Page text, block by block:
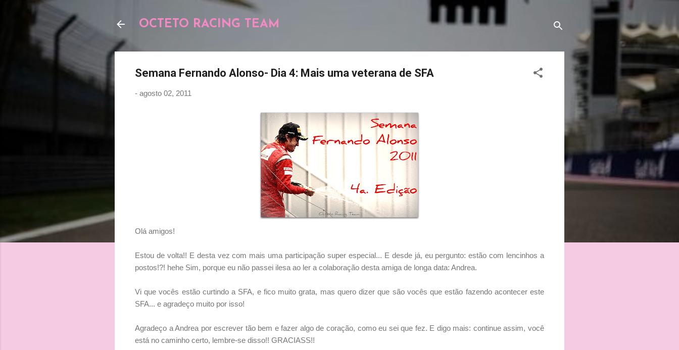
OCTETO RACING TEAM
Semana Fernando Alonso- Dia 4: Mais uma veterana de SFA
- agosto 02, 2011
Olá amigos!
Estou de volta!! E desta vez com mais uma participação super especial... E desde já, eu pergunto: estão com lencinhos a
postos!?! hehe Sim, porque eu não passei ilesa ao ler a colaboração desta amiga de longa data: Andrea.
Vi que vocês estão curtindo a SFA, e fico muito grata, mas quero dizer que são vocês que estão fazendo acontecer este
SFA... e agradeço muito por isso!
Agradeço a Andrea por escrever tão bem e fazer algo de coração, como eu sei que fez. E digo mais: continue assim, você
está no caminho certo, lembre-se disso!! GRACIASS!!